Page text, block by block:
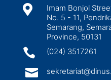

Imam Bonjol
No. 5 - 11,
Semarang,
Province, 50131
 (024) 3517261
